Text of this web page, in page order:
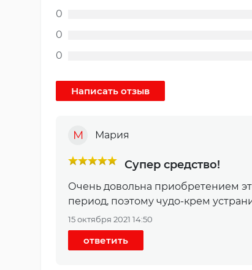
0
0
0
М Мария
Супер средство!
Очень довольна приобретением
период, поэтому чудо-крем
15 октября 2021 14:50
ответить